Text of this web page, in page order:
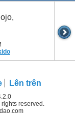
Lên trên
reserved.